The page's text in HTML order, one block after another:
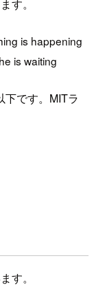
す。
is happening
is waiting
です。MITラ
す。